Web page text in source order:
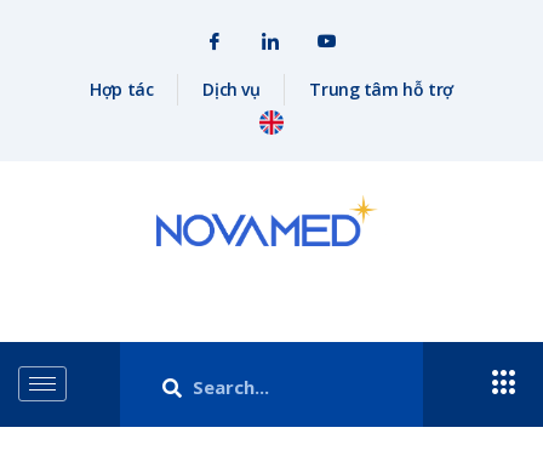
Hợp tác Dịch vụ Trung tâm hỗ trợ